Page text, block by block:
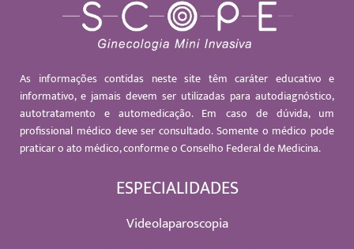
As informações contidas neste site têm caráter educativo e
informativo, e jamais devem ser utilizadas para autodiagnóstico,
autotratamento e automedicação. Em caso de dúvida, um
profissional médico deve ser consultado. Somente o médico pode
praticar o ato médico, conforme o Conselho Federal de Medicina.
ESPECIALIDADES
Videolaparoscopia